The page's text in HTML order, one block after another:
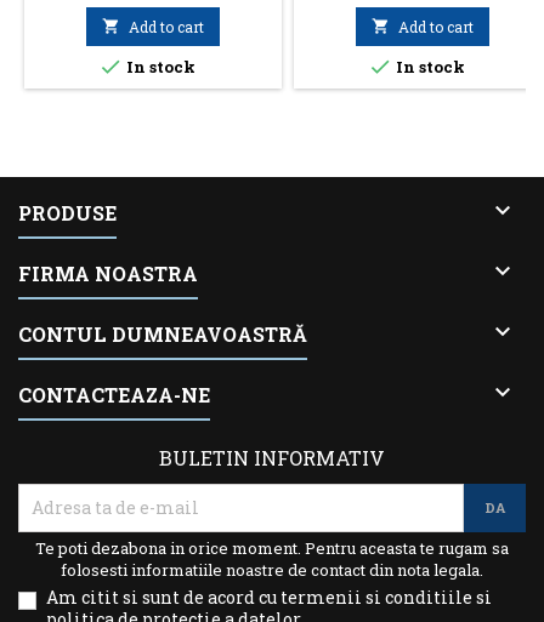
 Add to cart
 In stock
 Add to cart
 In stock
PRODUSE 
FIRMA NOASTRA 
CONTUL DUMNEAVOASTRĂ 
CONTACTEAZA-NE 
BULETIN INFORMATIV
Te poti dezabona in orice moment. Pentru aceasta te rugam sa
folosesti informatiile noastre de contact din nota legala.
Am citit si sunt de acord cu termenii si conditiile si